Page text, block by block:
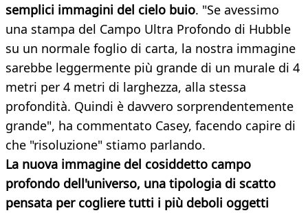
semplici immagini del cielo buio. "Se avessimo
una stampa del Campo Ultra Profondo di Hubble
su un normale foglio di carta, la nostra immagine
sarebbe leggermente più grande di un murale di 4
metri per 4 metri di larghezza, alla stessa
profondità. Quindi è davvero sorprendentemente
grande", ha commentato Casey, facendo capire di
che "risoluzione" stiamo parlando.
La nuova immagine del cosiddetto campo
profondo dell'universo, una tipologia di scatto
pensata per cogliere tutti i più deboli oggetti